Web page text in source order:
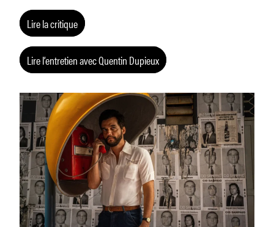
Lire la critique
Lire l’entretien avec Quentin Dupieux